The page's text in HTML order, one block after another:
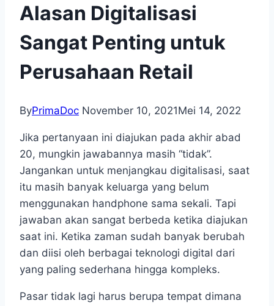
Alasan Digitalisasi
Sangat Penting untuk
Perusahaan Retail
ByPrimaDoc November 10, 2021Mei 14, 2022
Jika pertanyaan ini diajukan pada akhir abad
20, mungkin jawabannya masih “tidak”.
Jangankan untuk menjangkau digitalisasi, saat
itu masih banyak keluarga yang belum
menggunakan handphone sama sekali. Tapi
jawaban akan sangat berbeda ketika diajukan
saat ini. Ketika zaman sudah banyak berubah
dan diisi oleh berbagai teknologi digital dari
yang paling sederhana hingga kompleks.
Pasar tidak lagi harus berupa tempat dimana